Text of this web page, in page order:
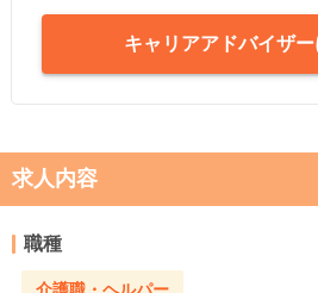
キャリアアドバイザ
求人内容
職種
介護職・ヘルパー